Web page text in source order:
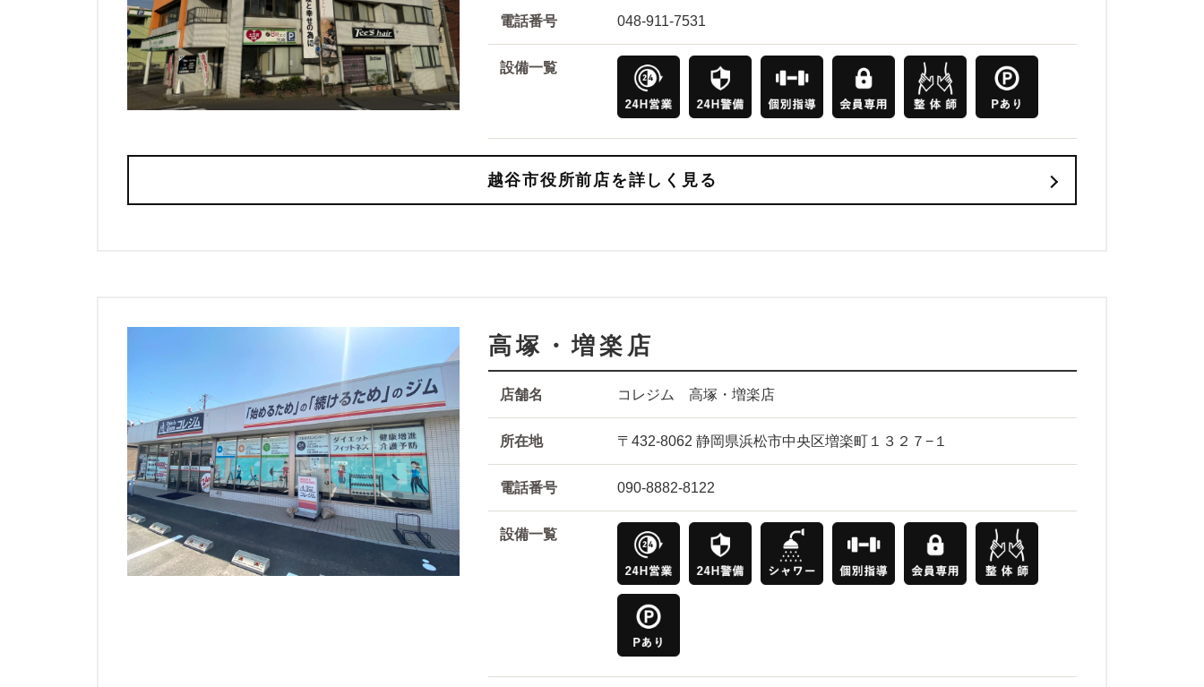
電話番号 048-911-7531
設備一覧
越谷市役所前店を詳しく見る
高塚・増楽店
店舗名 コレジム 高塚・増楽店
所在地 〒432-8062 静岡県浜松市中央区増楽町１３２７−１
電話番号 090-8882-8122
設備一覧